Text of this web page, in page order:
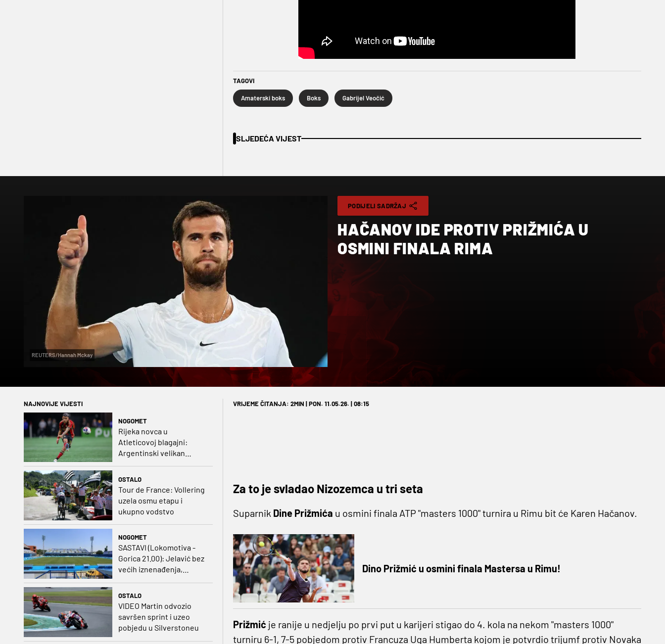
TAGOVI
Amaterski boks Boks Gabrijel Veočić
SLJEDEĆA VIJEST
REUTERS/Hannah Mckay
PODIJELI SADRŽAJ
HAČANOV IDE PROTIV PRIŽMIĆA U
OSMINI FINALA RIMA
NAJNOVIJE VIJESTI
NOGOMET
Rijeka novca u
Atleticovoj blagajni:
Argentinski velikan
doveo Almadu i oborio
OSTALO
Tour de France: Vollering
uzela osmu etapu i
ukupno vodstvo
NOGOMET
SASTAVI (Lokomotiva -
Gorica 21.00): Jelavić bez
većih iznenađenja,
OSTALO
VIDEO Martin odvozio
savršen sprint i uzeo
pobjedu u Silverstoneu
VRIJEME ČITANJA: 2MIN | PON. 11.05.26. | 08:15
Za to je svladao Nizozemca u tri seta
Suparnik Dine Prižmića u osmini finala ATP "masters 1000" turnira u Rimu bit će Karen Hačanov.
Dino Prižmić u osmini finala Mastersa u Rimu!
Prižmić je ranije u nedjelju po prvi put u karijeri stigao do 4. kola na nekom "masters 1000"
turniru 6-1, 7-5 pobjedom protiv Francuza Uga Humberta kojom je potvrdio trijumf protiv Novaka